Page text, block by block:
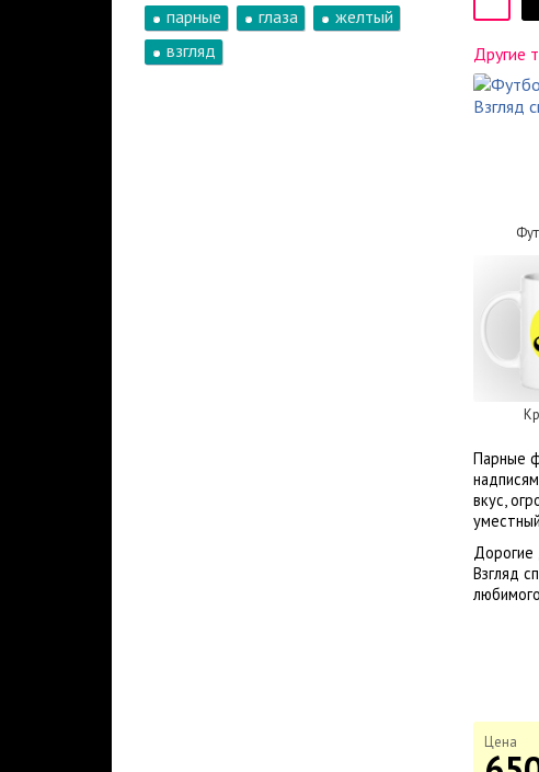
парные глаза
желтый
взгляд
Другие
Парные
вкус,
Дорогие
Взгляд
Цена